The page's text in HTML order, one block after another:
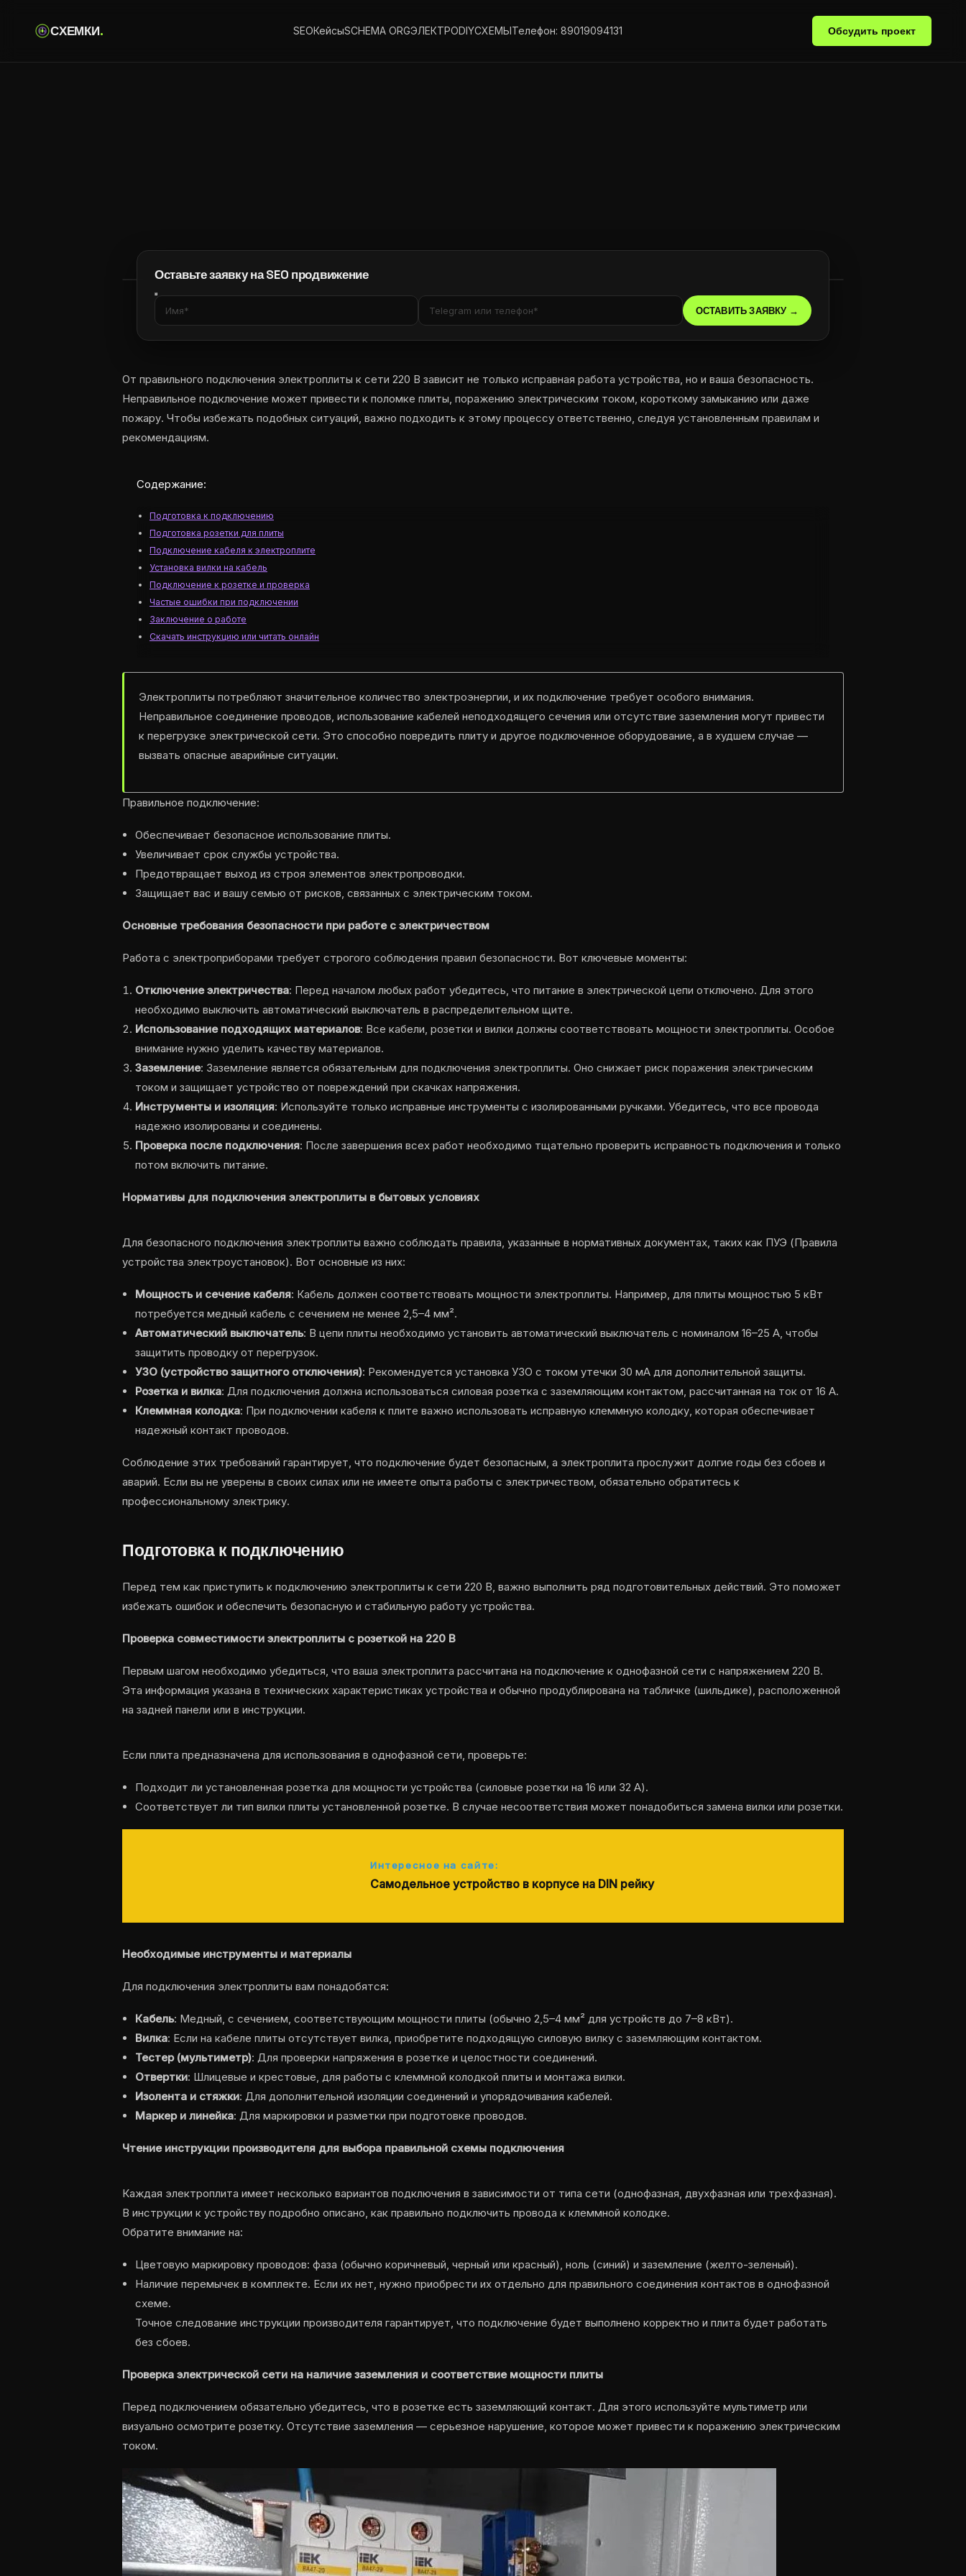
СХЕМКИ. SEOКейсыSCHEMA ORGЭЛЕКТРОDIYСХЕМЫТелефон: 89019094131 Обсудить проект
Оставьте заявку на SEO продвижение
От правильного подключения электроплиты к сети 220 В зависит не только исправная работа устройства, но и ваша безопасность.
Неправильное подключение может привести к поломке плиты, поражению электрическим током, короткому замыканию или даже
пожару. Чтобы избежать подобных ситуаций, важно подходить к этому процессу ответственно, следуя установленным правилам и
рекомендациям.
Содержание:
Подготовка к подключению
Подготовка розетки для плиты
Подключение кабеля к электроплите
Установка вилки на кабель
Подключение к розетке и проверка
Частые ошибки при подключении
Заключение о работе
Скачать инструкцию или читать онлайн
Электроплиты потребляют значительное количество электроэнергии, и их подключение требует особого внимания.
Неправильное соединение проводов, использование кабелей неподходящего сечения или отсутствие заземления могут привести
к перегрузке электрической сети. Это способно повредить плиту и другое подключенное оборудование, а в худшем случае —
вызвать опасные аварийные ситуации.
Правильное подключение:
Обеспечивает безопасное использование плиты.
Увеличивает срок службы устройства.
Предотвращает выход из строя элементов электропроводки.
Защищает вас и вашу семью от рисков, связанных с электрическим током.
Основные требования безопасности при работе с электричеством
Работа с электроприборами требует строгого соблюдения правил безопасности. Вот ключевые моменты:
Отключение электричества: Перед началом любых работ убедитесь, что питание в электрической цепи отключено. Для этого
необходимо выключить автоматический выключатель в распределительном щите.
Использование подходящих материалов: Все кабели, розетки и вилки должны соответствовать мощности электроплиты. Особое
внимание нужно уделить качеству материалов.
Заземление: Заземление является обязательным для подключения электроплиты. Оно снижает риск поражения электрическим
током и защищает устройство от повреждений при скачках напряжения.
Инструменты и изоляция: Используйте только исправные инструменты с изолированными ручками. Убедитесь, что все провода
надежно изолированы и соединены.
Проверка после подключения: После завершения всех работ необходимо тщательно проверить исправность подключения и только
потом включить питание.
Нормативы для подключения электроплиты в бытовых условиях
Для безопасного подключения электроплиты важно соблюдать правила, указанные в нормативных документах, таких как ПУЭ (Правила
устройства электроустановок). Вот основные из них:
Мощность и сечение кабеля: Кабель должен соответствовать мощности электроплиты. Например, для плиты мощностью 5 кВт
потребуется медный кабель с сечением не менее 2,5–4 мм².
Автоматический выключатель: В цепи плиты необходимо установить автоматический выключатель с номиналом 16–25 А, чтобы
защитить проводку от перегрузок.
УЗО (устройство защитного отключения): Рекомендуется установка УЗО с током утечки 30 мА для дополнительной защиты.
Розетка и вилка: Для подключения должна использоваться силовая розетка с заземляющим контактом, рассчитанная на ток от 16 А.
Клеммная колодка: При подключении кабеля к плите важно использовать исправную клеммную колодку, которая обеспечивает
надежный контакт проводов.
Соблюдение этих требований гарантирует, что подключение будет безопасным, а электроплита прослужит долгие годы без сбоев и
аварий. Если вы не уверены в своих силах или не имеете опыта работы с электричеством, обязательно обратитесь к
профессиональному электрику.
Подготовка к подключению
Перед тем как приступить к подключению электроплиты к сети 220 В, важно выполнить ряд подготовительных действий. Это поможет
избежать ошибок и обеспечить безопасную и стабильную работу устройства.
Проверка совместимости электроплиты с розеткой на 220 В
Первым шагом необходимо убедиться, что ваша электроплита рассчитана на подключение к однофазной сети с напряжением 220 В.
Эта информация указана в технических характеристиках устройства и обычно продублирована на табличке (шильдике), расположенной
на задней панели или в инструкции.
Если плита предназначена для использования в однофазной сети, проверьте:
Подходит ли установленная розетка для мощности устройства (силовые розетки на 16 или 32 А).
Соответствует ли тип вилки плиты установленной розетке. В случае несоответствия может понадобиться замена вилки или розетки.
Интересное на сайте:
Самодельное устройство в корпусе на DIN рейку
Необходимые инструменты и материалы
Для подключения электроплиты вам понадобятся:
Кабель: Медный, с сечением, соответствующим мощности плиты (обычно 2,5–4 мм² для устройств до 7–8 кВт).
Вилка: Если на кабеле плиты отсутствует вилка, приобретите подходящую силовую вилку с заземляющим контактом.
Тестер (мультиметр): Для проверки напряжения в розетке и целостности соединений.
Отвертки: Шлицевые и крестовые, для работы с клеммной колодкой плиты и монтажа вилки.
Изолента и стяжки: Для дополнительной изоляции соединений и упорядочивания кабелей.
Маркер и линейка: Для маркировки и разметки при подготовке проводов.
Чтение инструкции производителя для выбора правильной схемы подключения
Каждая электроплита имеет несколько вариантов подключения в зависимости от типа сети (однофазная, двухфазная или трехфазная).
В инструкции к устройству подробно описано, как правильно подключить провода к клеммной колодке.
Обратите внимание на:
Цветовую маркировку проводов: фаза (обычно коричневый, черный или красный), ноль (синий) и заземление (желто-зеленый).
Наличие перемычек в комплекте. Если их нет, нужно приобрести их отдельно для правильного соединения контактов в однофазной
схеме.
Точное следование инструкции производителя гарантирует, что подключение будет выполнено корректно и плита будет работать
без сбоев.
Проверка электрической сети на наличие заземления и соответствие мощности плиты
Перед подключением обязательно убедитесь, что в розетке есть заземляющий контакт. Для этого используйте мультиметр или
визуально осмотрите розетку. Отсутствие заземления — серьезное нарушение, которое может привести к поражению электрическим
током.